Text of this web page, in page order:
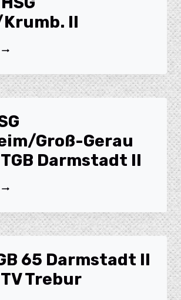
II
Groß-Gerau
Darmstadt II
65 Darmstadt II
Trebur